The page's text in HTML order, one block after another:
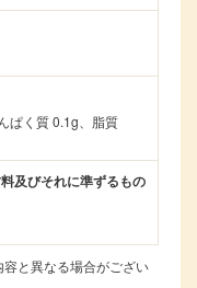
ぱく質 0.1g、脂質
及びそれに準ずるもの
と異なる場合がござい